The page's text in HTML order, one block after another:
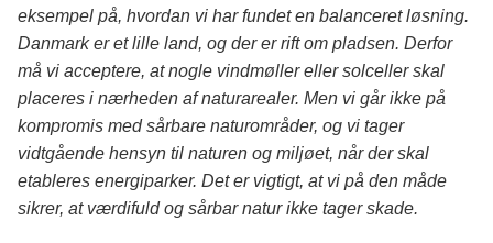
eksempel på, hvordan vi har fundet en balanceret løsning.
Danmark er et lille land, og der er rift om pladsen. Derfor
må vi acceptere, at nogle vindmøller eller solceller skal
placeres i nærheden af naturarealer. Men vi går ikke på
kompromis med sårbare naturområder, og vi tager
vidtgående hensyn til naturen og miljøet, når der skal
etableres energiparker. Det er vigtigt, at vi på den måde
sikrer, at værdifuld og sårbar natur ikke tager skade.